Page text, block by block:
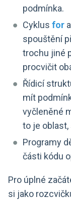
podmínka.
Cyklusfor
spouštění
trochu jiné
procvičit
Řídicí
mít
vyčleněné
to je
Programy
části kódu
Pro úplné
si jako